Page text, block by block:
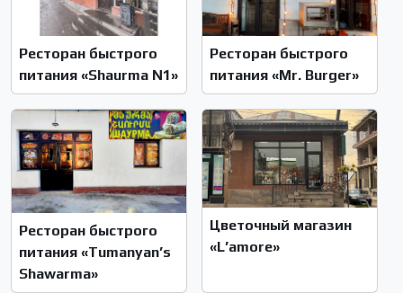
Ресторан быстрого
питания «Shaurma N1»
Ресторан быстрого
питания «Mr. Burger»
Ресторан быстрого
питания «Tumanyan’s
Shawarma»
Цветочный магазин
«L’amore»